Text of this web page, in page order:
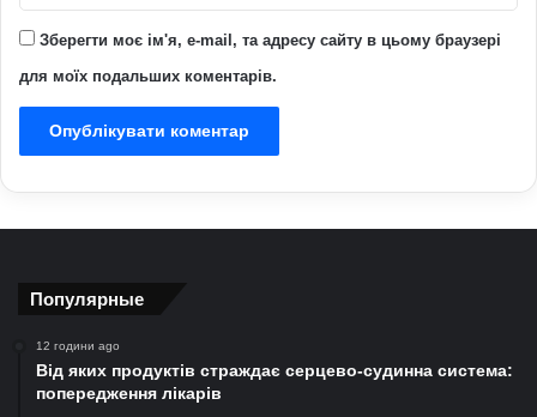
Зберегти моє ім'я, e-mail, та адресу сайту в цьому браузері
для моїх подальших коментарів.
Популярные
12 години ago
Від яких продуктів страждає серцево-судинна система:
попередження лікарів